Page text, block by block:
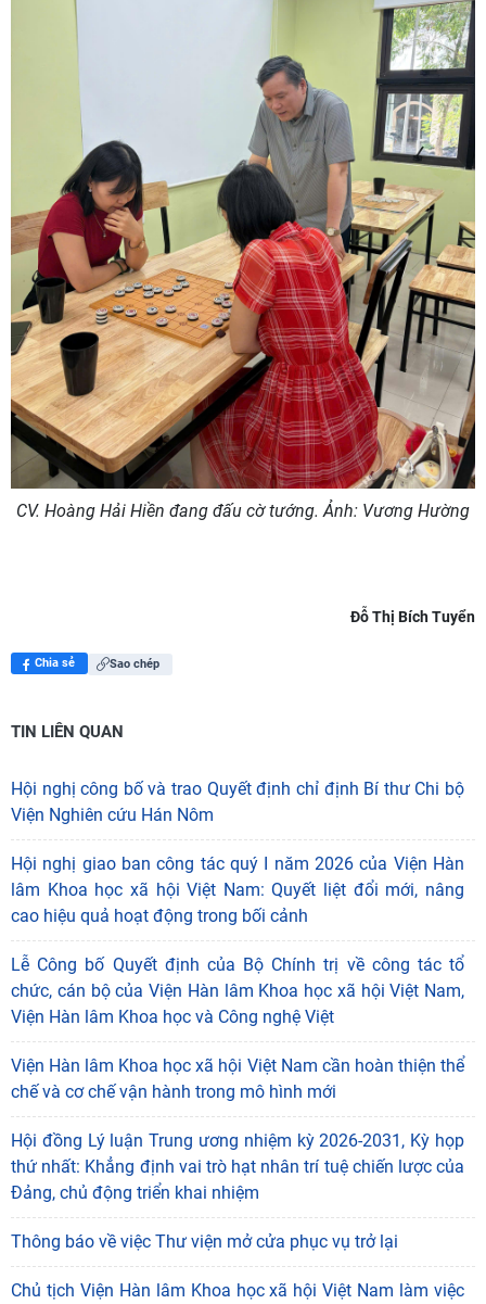
CV. Hoàng Hải Hiền đang đấu cờ tướng. Ảnh: Vương Hường
Đỗ Thị Bích Tuyển
Chia sẻ Sao chép
TIN LIÊN QUAN
Hội nghị công bố và trao Quyết định chỉ định Bí thư Chi bộ
Viện Nghiên cứu Hán Nôm
Hội nghị giao ban công tác quý I năm 2026 của Viện Hàn
lâm Khoa học xã hội Việt Nam: Quyết liệt đổi mới, nâng
cao hiệu quả hoạt động trong bối cảnh
Lễ Công bố Quyết định của Bộ Chính trị về công tác tổ
chức, cán bộ của Viện Hàn lâm Khoa học xã hội Việt Nam,
Viện Hàn lâm Khoa học và Công nghệ Việt
Viện Hàn lâm Khoa học xã hội Việt Nam cần hoàn thiện thể
chế và cơ chế vận hành trong mô hình mới
Hội đồng Lý luận Trung ương nhiệm kỳ 2026-2031, Kỳ họp
thứ nhất: Khẳng định vai trò hạt nhân trí tuệ chiến lược của
Đảng, chủ động triển khai nhiệm
Thông báo về việc Thư viện mở cửa phục vụ trở lại
Chủ tịch Viện Hàn lâm Khoa học xã hội Việt Nam làm việc